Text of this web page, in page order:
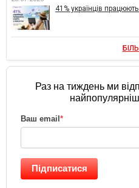
41% українців
Раз на тиждень ми
Ваш email*
Підписатися